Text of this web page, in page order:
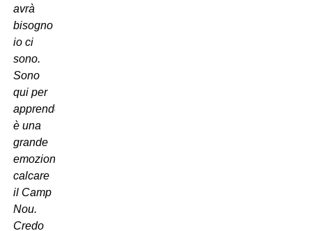
avrà
bisogno
io ci
sono.
Sono
qui per
apprendere,
è una
grande
emozione
calcare
il Camp
Nou.
Credo